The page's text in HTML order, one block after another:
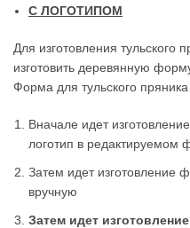
С ЛОГОТИПОМ
Для изготовления тульского
изготовить деревянную
Форма для тульского
Вначале идет
логотип в редактируемом
Затем идет изготовление
вручную
Затем идет